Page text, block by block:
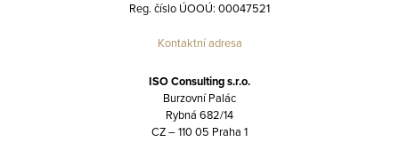
Reg. číslo ÚOOÚ: 00047521
Kontaktní adresa
ISO Consulting s.r.o.
Burzovní Palác
Rybná 682/14
CZ – 110 05 Praha 1